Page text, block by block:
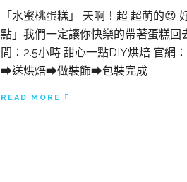
「水蜜桃蛋糕」 天啊！超 超萌的
點」我們一定讓你快樂的帶著蛋糕
間：2.5小時 甜心一點DIY烘焙 官
➡送烘焙➡做裝飾➡包裝完成
READ MORE